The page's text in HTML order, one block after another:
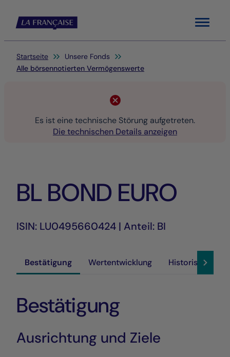
Menu
Sie befinden sich hier:
Startseite
Unsere Fonds
Alle börsennotierten Vermögenswerte
Es ist eine technische Störung aufgetreten.
Die technischen Details anzeigen
BL BOND EURO
ISIN: LU0495660424 | Anteil: BI
Bestätigung Wertentwicklung Historische
Bestätigung
Ausrichtung und Ziele